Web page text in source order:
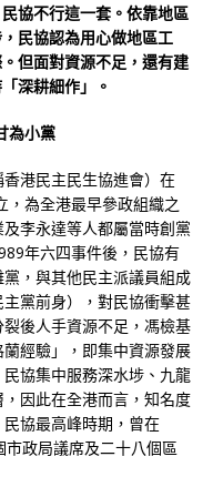
協不行這一套。依靠地區
民協認為用心做地區工
但面對資源不足，還有建
深耕細作」。
為小黨
香港民主民生協進會）在
，為全港最早參政組織之
李永達等人都屬當時創黨
年六四事件後，民協有
，與其他民主派議員組成
黨前身），對民協衝擊甚
後人手資源不足，馮檢基
經驗」，即集中資源發展
協集中服務深水埗、九龍
因此在全港而言，知名度
協最高峰時期，曾在
政局議席及二十八個區